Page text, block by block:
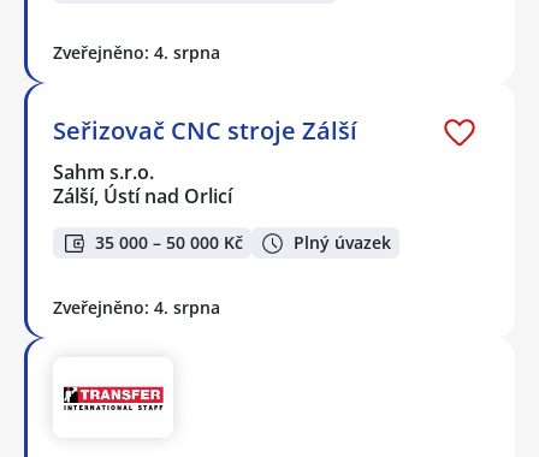
Zveřejněno: 4. srpna
Seřizovač CNC stroje Zálší
Sahm s.r.o.
Zálší, Ústí nad Orlicí
35 000 – 50 000 Kč Plný úvazek
Zveřejněno: 4. srpna